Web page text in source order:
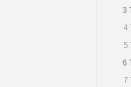
3
4
5
6
7